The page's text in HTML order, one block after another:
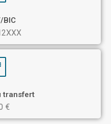
BIC
transfert
€